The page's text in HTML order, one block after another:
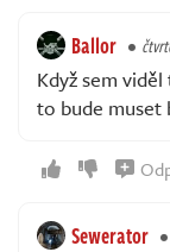
Ballor
Když sem
to bude muset
Sewerator